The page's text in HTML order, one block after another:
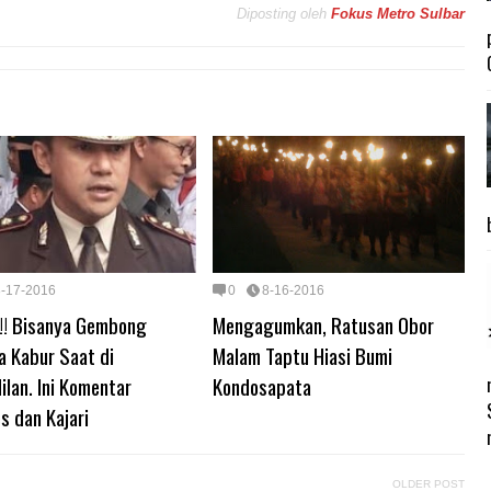
Diposting oleh Fokus Metro Sulbar
17-2016
Bisanya Gembong
Kabur Saat di
Ini Komentar
dan Kajari
0 8-16-2016
Mengagumkan, Ratusan Obor
Malam Taptu Hiasi Bumi
Kondosapata
OLDER POST